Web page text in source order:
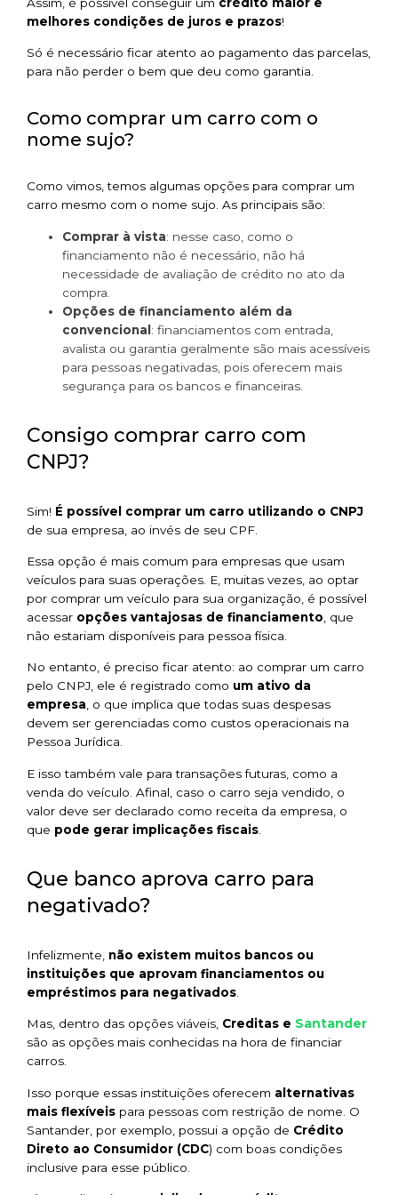
melhores condições de juros e prazos!
Só é necessário ficar atento ao pagamento das parcelas,
para não perder o bem que deu como garantia.
Como comprar um carro com o
nome sujo?
Como vimos, temos algumas opções para comprar um
carro mesmo com o nome sujo. As principais são:
Comprar à vista: nesse caso, como o
financiamento não é necessário, não há
necessidade de avaliação de crédito no ato da
compra.
Opções de financiamento além da
convencional: financiamentos com entrada,
avalista ou garantia geralmente são mais acessíveis
para pessoas negativadas, pois oferecem mais
segurança para os bancos e financeiras.
Consigo comprar carro com
CNPJ?
Sim! É possível comprar um carro utilizando o CNPJ
de sua empresa, ao invés de seu CPF.
Essa opção é mais comum para empresas que usam
veículos para suas operações. E, muitas vezes, ao optar
por comprar um veículo para sua organização, é possível
acessar opções vantajosas de financiamento , que
não estariam disponíveis para pessoa física.
No entanto, é preciso ficar atento: ao comprar um carro
pelo CNPJ, ele é registrado como um ativo da
empresa, o que implica que todas suas despesas
devem ser gerenciadas como custos operacionais na
Pessoa Jurídica.
E isso também vale para transações futuras, como a
venda do veículo. Afinal, caso o carro seja vendido, o
valor deve ser declarado como receita da empresa, o
que pode gerar implicações fiscais
Que banco aprova carro para
negativado?
Infelizmente, não existem muitos bancos ou
instituições que aprovam financiamentos ou
empréstimos para negativados
Mas, dentro das opções viáveis, Creditas e Santander
são as opções mais conhecidas na hora de financiar
carros.
Isso porque essas instituições oferecem alternativas
mais flexíveis para pessoas com restrição de nome. O
Santander, por exemplo, possui a opção de Crédito
Direto ao Consumidor (CDC) com boas condições
inclusive para esse público.